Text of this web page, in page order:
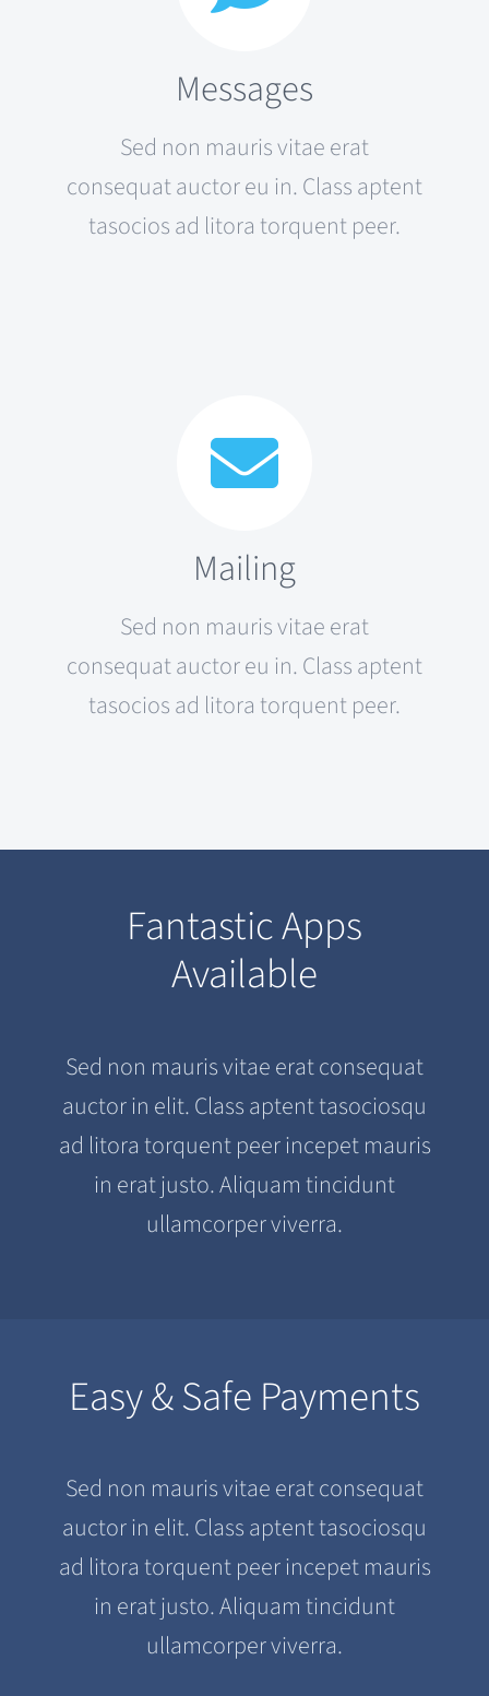
Messages
Sed non mauris vitae erat
consequat auctor eu in. Class aptent
tasocios ad litora torquent peer.
Mailing
Sed non mauris vitae erat
consequat auctor eu in. Class aptent
tasocios ad litora torquent peer.
Fantastic Apps
Available
Sed non mauris vitae erat consequat
auctor in elit. Class aptent tasociosqu
ad litora torquent peer incepet mauris
in erat justo. Aliquam tincidunt
ullamcorper viverra.
Easy & Safe Payments
Sed non mauris vitae erat consequat
auctor in elit. Class aptent tasociosqu
ad litora torquent peer incepet mauris
in erat justo. Aliquam tincidunt
ullamcorper viverra.